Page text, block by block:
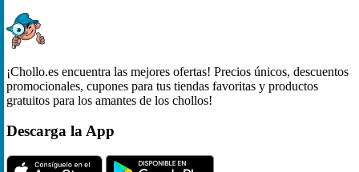
¡Chollo.es encuentra las mejores ofertas! Precios únicos, descuentos
promocionales, cupones para tus tiendas favoritas y productos
gratuitos para los amantes de los chollos!
Descarga la App